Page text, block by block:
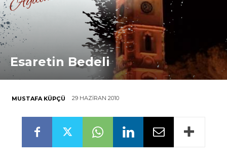
Esaretin Bedeli
MUSTAFA KÜPÇÜ 29 HAZIRAN 2010